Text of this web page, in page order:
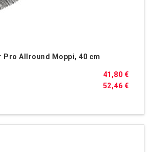
Pro Allround Moppi, 40 cm
52,46 €
41,80 €